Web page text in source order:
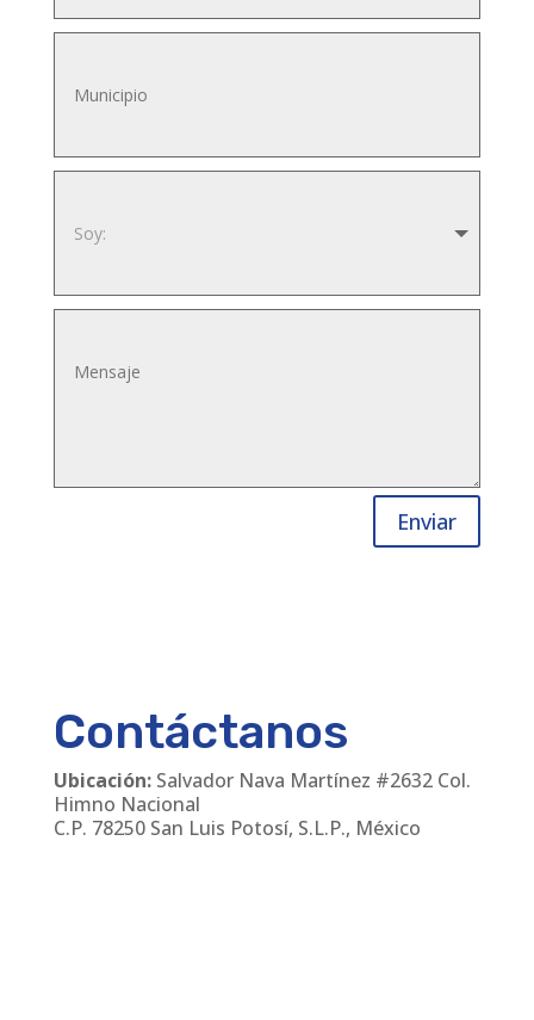
Enviar
Contáctanos
Ubicación:Salvador Nava Martínez #2632 Col.
Himno Nacional
C.P. 78250 San Luis Potosí, S.L.P., México